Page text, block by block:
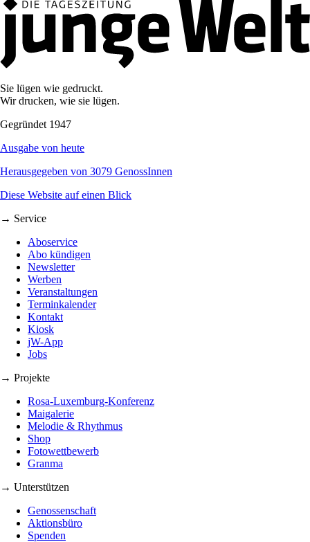
Sie lügen wie gedruckt.
Wir drucken, wie sie lügen.
Gegründet 1947
Ausgabe von heute
Herausgegeben von 3079 GenossInnen
Diese Website auf einen Blick
→ Service
Aboservice
Abo kündigen
Newsletter
Werben
Veranstaltungen
Terminkalender
Kontakt
Kiosk
jW-App
Jobs
→ Projekte
Rosa-Luxemburg-Konferenz
Maigalerie
Melodie & Rhythmus
Shop
Fotowettbewerb
Granma
→ Unterstützen
Genossenschaft
Aktionsbüro
Spenden